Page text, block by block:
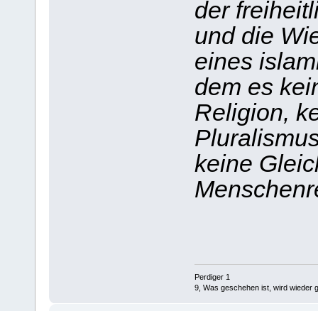
der
und die
eines
dem es
Religion,
keine
Perdiger 1
9, Was geschehen ist, wird wieder